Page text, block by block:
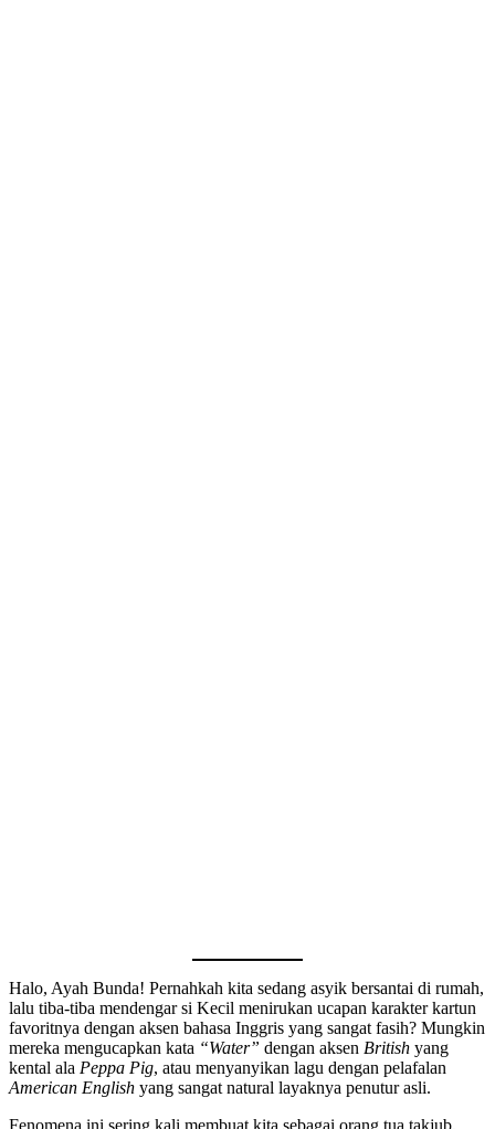
Halo, Ayah Bunda! Pernahkah kita sedang asyik bersantai di rumah,
lalu tiba-tiba mendengar si Kecil menirukan ucapan karakter kartun
favoritnya dengan aksen bahasa Inggris yang sangat fasih? Mungkin
mereka mengucapkan kata “Water” dengan aksen British yang
kental ala Peppa Pig, atau menyanyikan lagu dengan pelafalan
American English yang sangat natural layaknya penutur asli.
Fenomena ini sering kali membuat kita sebagai orang tua takjub,